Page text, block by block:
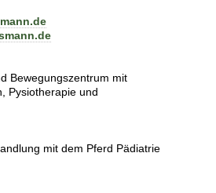
Bewegungszentrum mit
Pysiotherapie und
mit dem Pferd Pädiatrie